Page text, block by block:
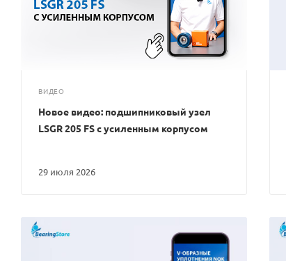
ВИДЕО
29 июля 2026
Новое видео: подшипниковый узел
LSGR 205 FS с усиленным корпусом